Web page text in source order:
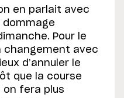
en parlait avec
dommage
Pour le
changement avec
d’annuler le
que la course
on fera plus